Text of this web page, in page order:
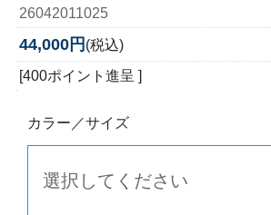
26042011025
44,000円 (税込)
[400ポイント進呈 ]
カラー／サイズ